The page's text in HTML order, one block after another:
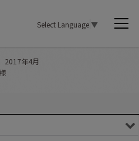
Select Language▼
2017年4月